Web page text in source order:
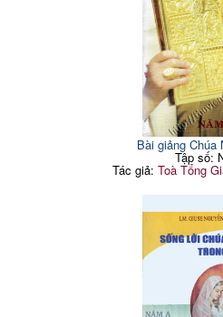
Bài giảng Chúa
Tập số:
Tác giả:Toà Tổng